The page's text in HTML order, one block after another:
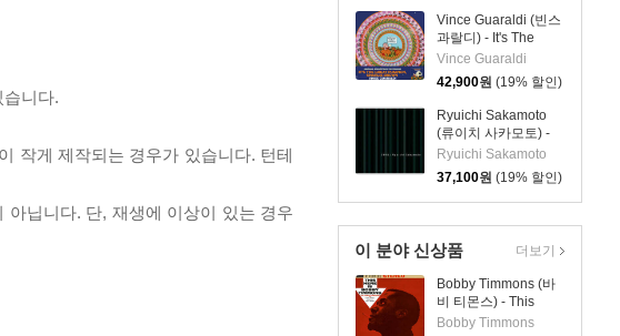
Vince Guaraldi (빈스
과랄디) - It's The
Great Pumpkin,
Charlie Brown [조에
트로프 컬러 LP]
Vince Guaraldi
42,900원 (19% 할인)
Ryuichi Sakamoto
(류이치 사카모토) -
1996
Ryuichi Sakamoto
37,100원 (19% 할인)
이 분야 신상품
Bobby Timmons (바
비 티몬스) - This
Here Is Bobby
Bobby Timmons
더보기
니다.
작게 제작되는 경우가 있습니다. 턴테
닙니다. 단, 재생에 이상이 있는 경우